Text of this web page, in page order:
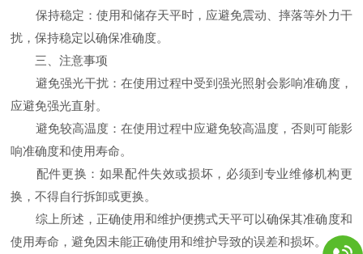
保持稳定：使用和储存天平时，应避免震动、摔落等外力干
扰，保持稳定以确保准确度。
三、注意事项
避免强光干扰：在使用过程中受到强光照射会影响准确度，
应避免强光直射。
避免较高温度：在使用过程中应避免较高温度，否则可能影
响准确度和使用寿命。
配件更换：如果配件失效或损坏，必须到专业维修机构更
换，不得自行拆卸或更换。
综上所述，正确使用和维护便携式天平可以确保其准确度和
使用寿命，避免因未能正确使用和维护导致的误差和损坏。